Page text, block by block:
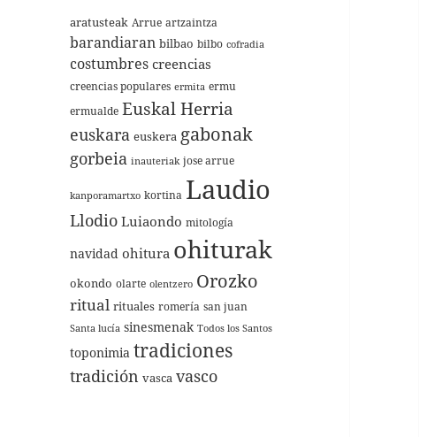
aratusteak Arrue artzaintza
barandiaran bilbao bilbo cofradia
costumbres creencias
creencias populares ermita ermu
ermualde Euskal Herria
euskara euskera gabonak
gorbeia inauteriak jose arrue
kanporamartxo kortina Laudio
Llodio Luiaondo mitología
navidad ohitura ohiturak
okondo olarte olentzero Orozko
ritual rituales romería san juan
Santa lucía sinesmenak Todos los Santos
toponimia tradiciones
tradición vasca vasco